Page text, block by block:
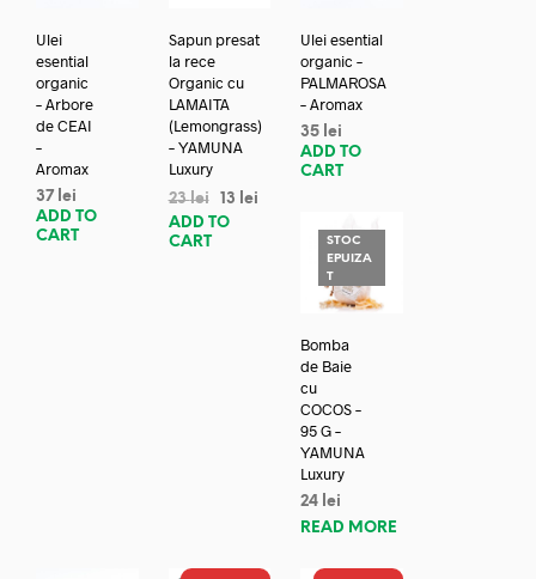
Ulei
esential
organic
– Arbore
de CEAI
–
Aromax
37 lei
ADD TO
CART
Sapun presat
la rece
Organic cu
LAMAITA
(Lemongrass)
– YAMUNA
Luxury
23lei 13
lei
ADD TO
CART
Ulei esential
organic –
PALMAROSA
– Aromax
35 lei
ADD TO
CART
STOC
EPUIZA
T
Bomba
de Baie
cu
COCOS –
95 G –
YAMUNA
Luxury
24 lei
READ MORE